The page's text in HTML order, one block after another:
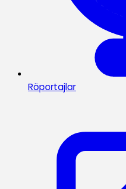
Röportajlar